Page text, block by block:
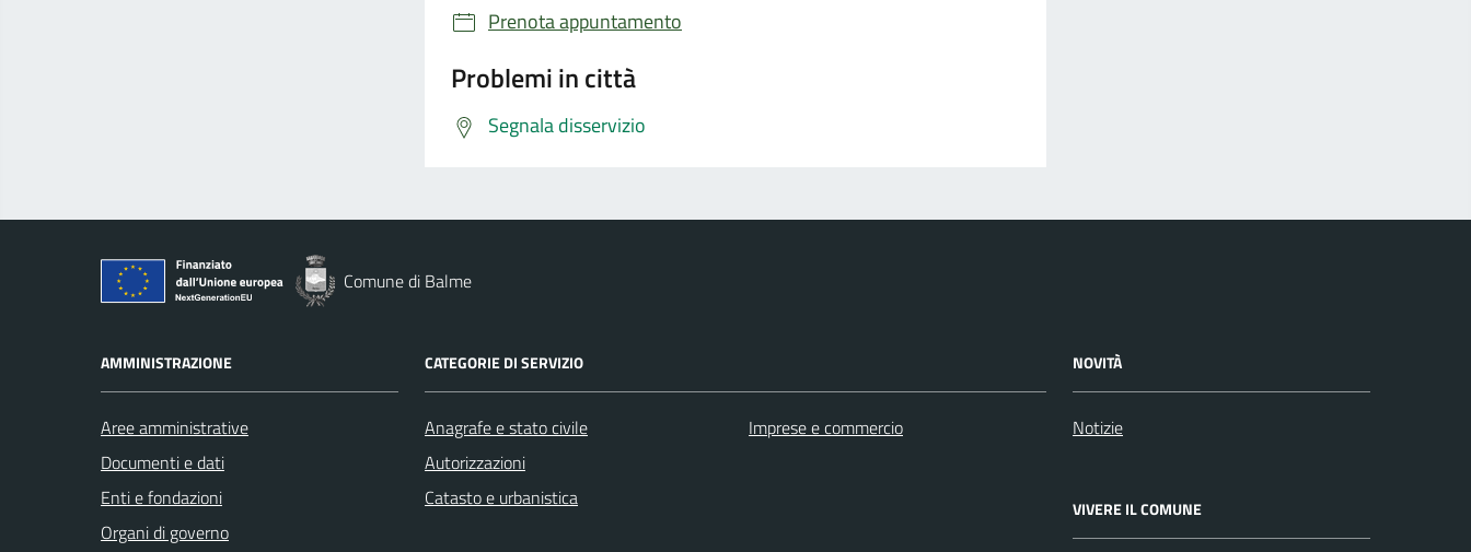
Prenota appuntamento
Problemi in città
Segnala disservizio
Comune di Balme
AMMINISTRAZIONE
Aree amministrative
Documenti e dati
Enti e fondazioni
Organi di governo
CATEGORIE DI SERVIZIO
Anagrafe e stato civile
Autorizzazioni
Catasto e urbanistica
Imprese e commercio
NOVITÀ
Notizie
VIVERE IL COMUNE